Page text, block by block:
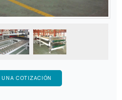
UNA COTIZACIÓN